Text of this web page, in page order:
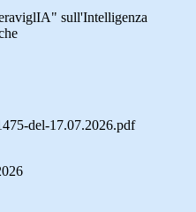
sull'Intelligenza
del-17.07.2026.pdf